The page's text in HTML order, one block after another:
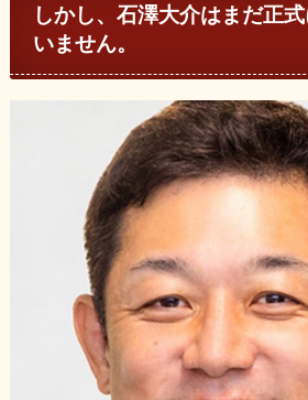
しかし、石澤大介はまだ正
いません。